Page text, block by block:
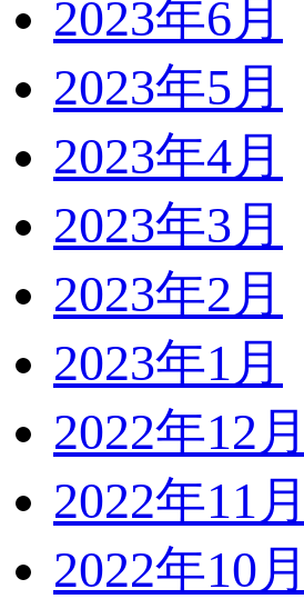
2023年6月
2023年5月
2023年4月
2023年3月
2023年2月
2023年1月
2022年12月
2022年11月
2022年10月